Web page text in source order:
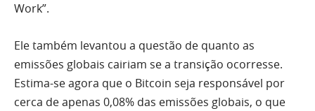
Work”.
Ele também levantou a questão de quanto as
emissões globais cairiam se a transição ocorresse.
Estima-se agora que o Bitcoin seja responsável por
cerca de apenas 0,08% das emissões globais, o que